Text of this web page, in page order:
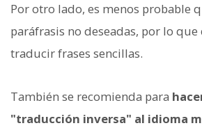
Por otro lado, es menos probable
paráfrasis no deseadas, por lo
traducir frases sencillas.
También se recomienda para
"traducción inversa" al idioma